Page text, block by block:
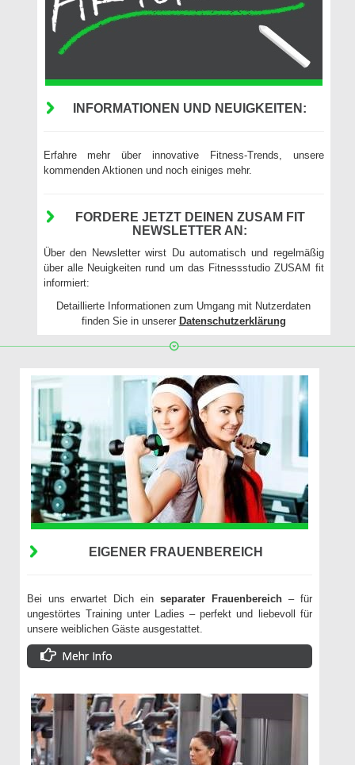
INFORMATIONEN UND NEUIGKEITEN:
Erfahre mehr über innovative Fitness-Trends, unsere
kommenden Aktionen und noch einiges mehr.
FORDERE JETZT DEINEN ZUSAM FIT
NEWSLETTER AN:
Über den Newsletter wirst Du automatisch und regelmäßig
über alle Neuigkeiten rund um das Fitnessstudio ZUSAM fit
informiert:
Detaillierte Informationen zum Umgang mit Nutzerdaten
finden Sie in unserer Datenschutzerklärung
EIGENER FRAUENBEREICH
Bei uns erwartet Dich einseparater Frauenbereich– für
ungestörtes Training unter Ladies – perfekt und liebevoll für
unsere weiblichen Gäste ausgestattet.
Mehr Info